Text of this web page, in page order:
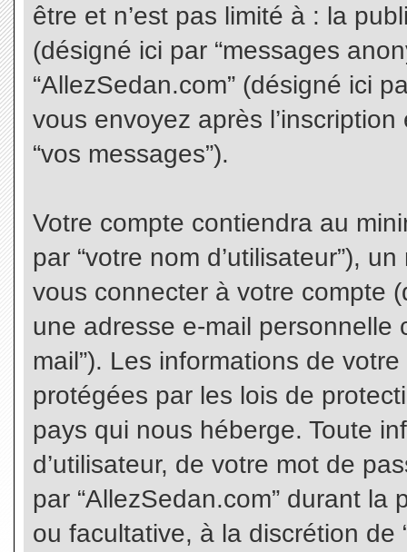
être et n’est pas limité à : la
(désigné ici par “messages
“AllezSedan.com” (désigné ici
vous envoyez après
“vos messages”).
Votre compte contiendra au
par “votre nom d’utilisateur”),
vous connecter à votre compte
une adresse e-mail personnelle
mail”). Les informations de
protégées par les lois de
pays qui nous héberge. Toute
d’utilisateur, de votre mot de
par “AllezSedan.com” durant la
ou facultative, à la discrétion de